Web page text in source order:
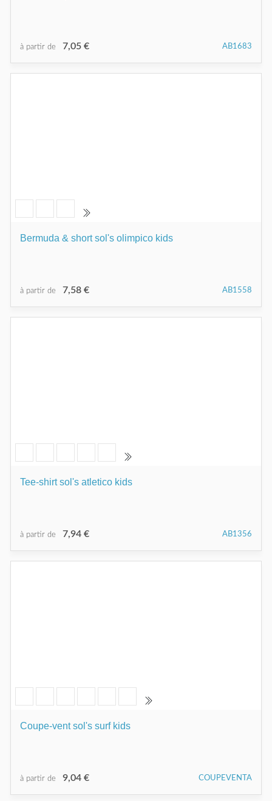
à partir de 7,05 € AB1683
Bermuda & short sol's olimpico kids
à partir de 7,58 € AB1558
Tee-shirt sol's atletico kids
à partir de 7,94 € AB1356
Coupe-vent sol's surf kids
à partir de 9,04 € COUPEVENTA